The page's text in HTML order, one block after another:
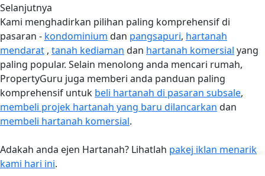
Selanjutnya
Kami menghadirkan pilihan paling komprehensif di
pasaran - kondominium dan pangsapuri, hartanah
mendarat , tanah kediaman dan hartanah komersial yang
paling popular. Selain menolong anda mencari rumah,
PropertyGuru juga memberi anda panduan paling
komprehensif untuk beli hartanah di pasaran subsale,
membeli projek hartanah yang baru dilancarkan dan
membeli hartanah komersial.
Adakah anda ejen Hartanah? Lihatlah pakej iklan menarik
kami hari ini.